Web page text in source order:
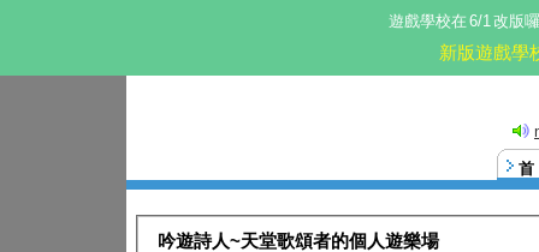
遊戲學校在 6/1改版
新版遊戲學
吟遊詩人~天堂歌頌者的個人遊樂場